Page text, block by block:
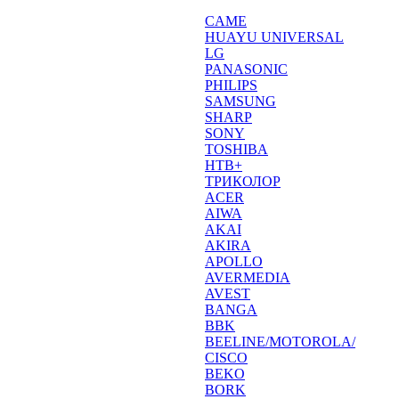
CAME
HUAYU UNIVERSAL
LG
PANASONIC
PHILIPS
SAMSUNG
SHARP
SONY
TOSHIBA
НТВ+
ТРИКОЛОР
ACER
AIWA
AKAI
AKIRA
APOLLO
AVERMEDIA
AVEST
BANGA
BBK
BEELINE/MOTOROLA/
CISCO
BEKO
BORK